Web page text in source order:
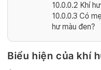
10.0.0.2 Khí
10.0.0.3 Có
hư màu đen?
Biểu hiện của khí